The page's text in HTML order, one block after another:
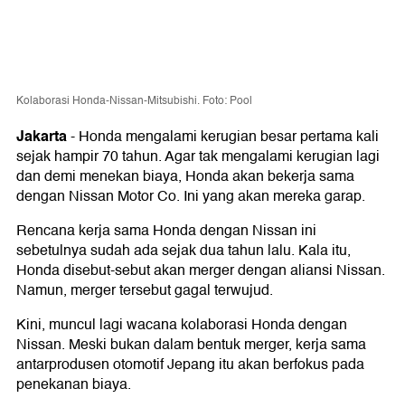
Kolaborasi Honda-Nissan-Mitsubishi. Foto: Pool
Jakarta-Honda mengalami kerugian besar pertama kali
sejak hampir 70 tahun. Agar tak mengalami kerugian lagi
dan demi menekan biaya, Honda akan bekerja sama
dengan Nissan Motor Co. Ini yang akan mereka garap.
Rencana kerja sama Honda dengan Nissan ini
sebetulnya sudah ada sejak dua tahun lalu. Kala itu,
Honda disebut-sebut akan merger dengan aliansi Nissan.
Namun, merger tersebut gagal terwujud.
Kini, muncul lagi wacana kolaborasi Honda dengan
Nissan. Meski bukan dalam bentuk merger, kerja sama
antarprodusen otomotif Jepang itu akan berfokus pada
penekanan biaya.